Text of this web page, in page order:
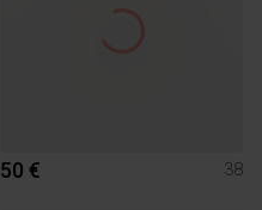
50 € 38